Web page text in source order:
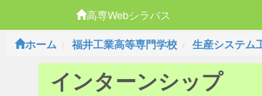
高専Webシラバス
ホーム
福井工業高等専門学校 生産システム
インターンシップ